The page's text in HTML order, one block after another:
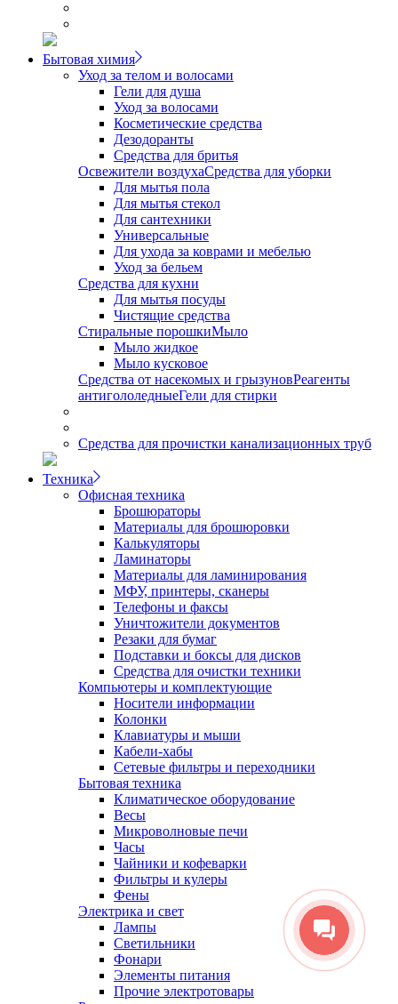
Бытовая химия
Уход за телом и волосами
Гели для душа
Уход за волосами
Косметические средства
Дезодоранты
Средства для бритья
Освежители воздухаСредства для уборки
Для мытья пола
Для мытья стекол
Для сантехники
Универсальные
Для ухода за коврами и мебелью
Уход за бельем
Средства для кухни
Для мытья посуды
Чистящие средства
Стиральные порошкиМыло
Мыло жидкое
Мыло кусковое
Средства от насекомых и грызуновРеагенты
антигололедныеГели для стирки
Средства для прочистки канализационных труб
Техника
Офисная техника
Брошюраторы
Материалы для брошюровки
Калькуляторы
Ламинаторы
Материалы для ламинирования
МФУ, принтеры, сканеры
Телефоны и факсы
Уничтожители документов
Резаки для бумаг
Подставки и боксы для дисков
Средства для очистки техники
Компьютеры и комплектующие
Носители информации
Колонки
Клавиатуры и мыши
Кабели-хабы
Сетевые фильтры и переходники
Бытовая техника
Климатическое оборудование
Весы
Микроволновые печи
Часы
Чайники и кофеварки
Фильтры и кулеры
Фены
Электрика и свет
Лампы
Светильники
Фонари
Элементы питания
Прочие электротовары